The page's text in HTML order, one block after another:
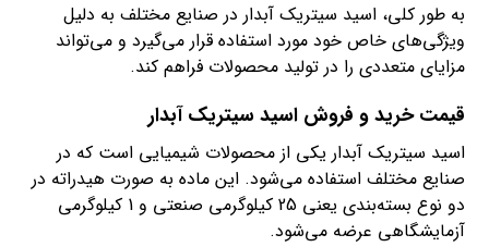
به طور کلی، اسید سیتریک آبدار در صنایع مختلف به دلیل
ویژگی‌های خاص خود مورد استفاده قرار می‌گیرد و می‌تواند
مزایای متعددی را در تولید محصولات فراهم کند.
قیمت خرید و فروش اسید سیتریک آبدار
اسید سیتریک آبدار یکی از محصولات شیمیایی است که در
صنایع مختلف استفاده می‌شود. این ماده به صورت هیدراته در
دو نوع بسته‌بندی یعنی 25 کیلوگرمی صنعتی و 1 کیلوگرمی
آزمایشگاهی عرضه می‌شود.